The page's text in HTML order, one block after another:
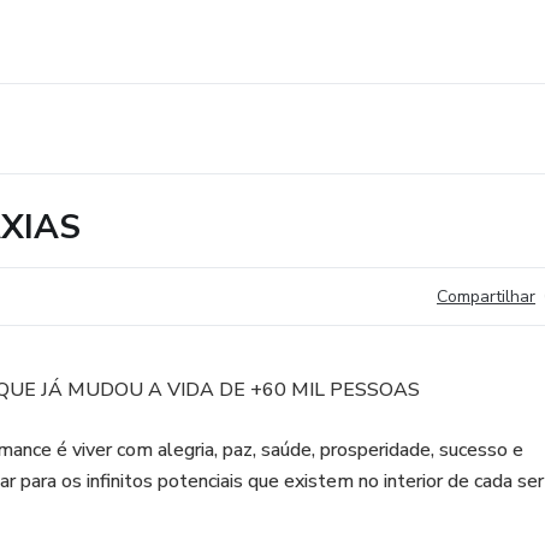
Compartilhar
JÁ MUDOU A VIDA DE +60 MIL PESSOAS
é viver com alegria, paz, saúde, prosperidade, sucesso e
para os infinitos potenciais que existem no interior de cada ser